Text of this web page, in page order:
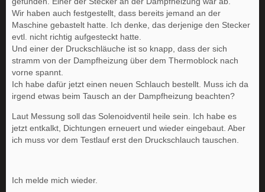
Wir haben auch festgestellt, dass bereits jemand an der
Maschine gebastelt hatte. Ich denke, das derjenige den Stecker
evtl. nicht richtig aufgesteckt hatte.
Und einer der Druckschläuche ist so knapp, dass der sich
stramm von der Dampfheizung über dem Thermoblock nach
vorne spannt.
Ich habe dafür jetzt einen neuen Schlauch bestellt. Muss ich da
irgend etwas beim Tausch an der Dampfheizung beachten?
Laut Messung soll das Solenoidventil heile sein. Ich habe es
jetzt entkalkt, Dichtungen erneuert und wieder eingebaut. Aber
ich muss vor dem Testlauf erst den Druckschlauch tauschen.
Ich melde mich wieder.